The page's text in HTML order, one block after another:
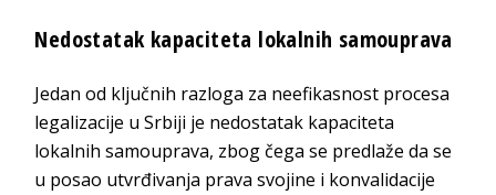
Nedostatak kapaciteta lokalnih samouprava
Jedan od ključnih razloga za neefikasnost procesa
legalizacije u Srbiji je nedostatak kapaciteta
lokalnih samouprava, zbog čega se predlaže da se
u posao utvrđivanja prava svojine i konvalidacije